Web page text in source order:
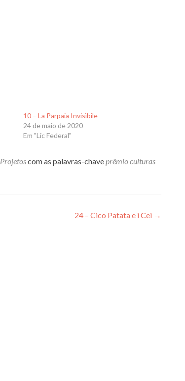
10 – La Parpaia Invisìbile
24 de maio de 2020
Em "Lic Federal"
Projetoscom as palavras-chaveprêmio culturas
24 – Cico Patata e i Cei →